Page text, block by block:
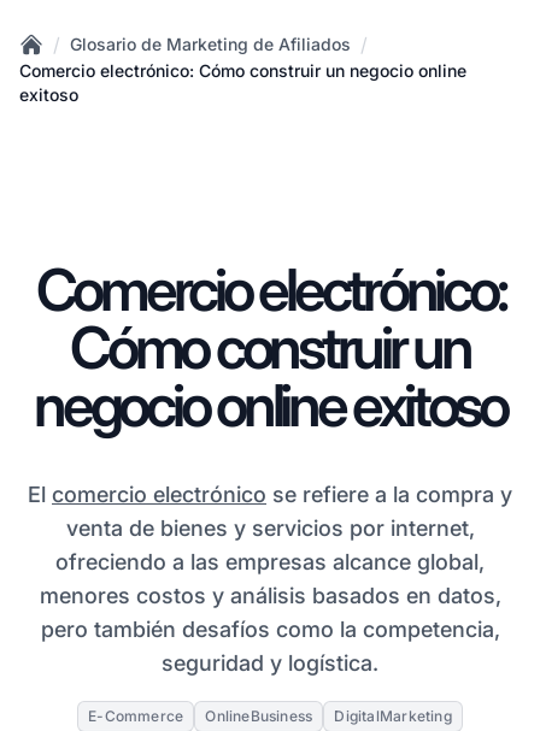
Home
/ Glosario de Marketing de Afiliados /
Comercio electrónico: Cómo construir un negocio online
exitoso
Comercio electrónico:
Cómo construir un
negocio online exitoso
El comercio electrónico se refiere a la compra y
venta de bienes y servicios por internet,
ofreciendo a las empresas alcance global,
menores costos y análisis basados en datos,
pero también desafíos como la competencia,
seguridad y logística.
E-Commerce OnlineBusiness
DigitalMarketing